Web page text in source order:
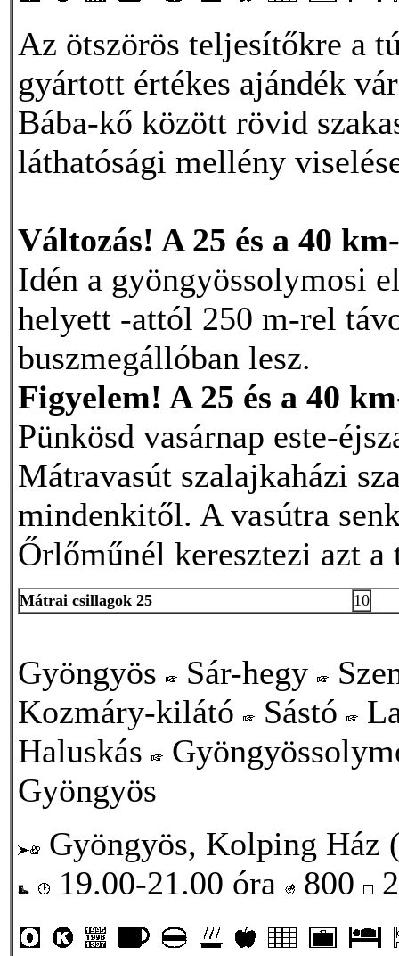
Az ötszörös teljesítőkre a
gyártott értékes ajándék
Bába-kő között rövid
láthatósági mellény
Változás! A 25 és a 40
Idén a gyöngyössolymosi
helyett -attól 250 m-rel
buszmegállóban lesz.
Figyelem! A 25 és a 40
Pünkösd vasárnap este-
Mátravasút szalajkaházi
mindenkitől. A vasútra
Őrlőműnél keresztezi azt a
Mátrai csillagok 25 10
Gyöngyös Sár-hegy
Kozmáry-kilátó
Sástó
Haluskás
Gyöngyös
Gyöngyös, Kolping Ház
19.00-21.00 óra
800